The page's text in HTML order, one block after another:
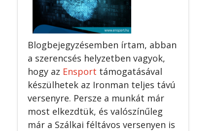
Blogbejegyzésemben írtam, abban
a szerencsés helyzetben vagyok,
hogy az Ensport támogatásával
készülhetek az Ironman teljes távú
versenyre. Persze a munkát már
most elkezdtük, és valószínűleg
már a Szálkai féltávos versenyen is